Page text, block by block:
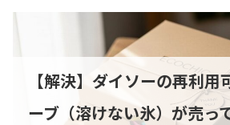
【解決】ダイソーの再利用
ーブ（溶けない氷）が売っ